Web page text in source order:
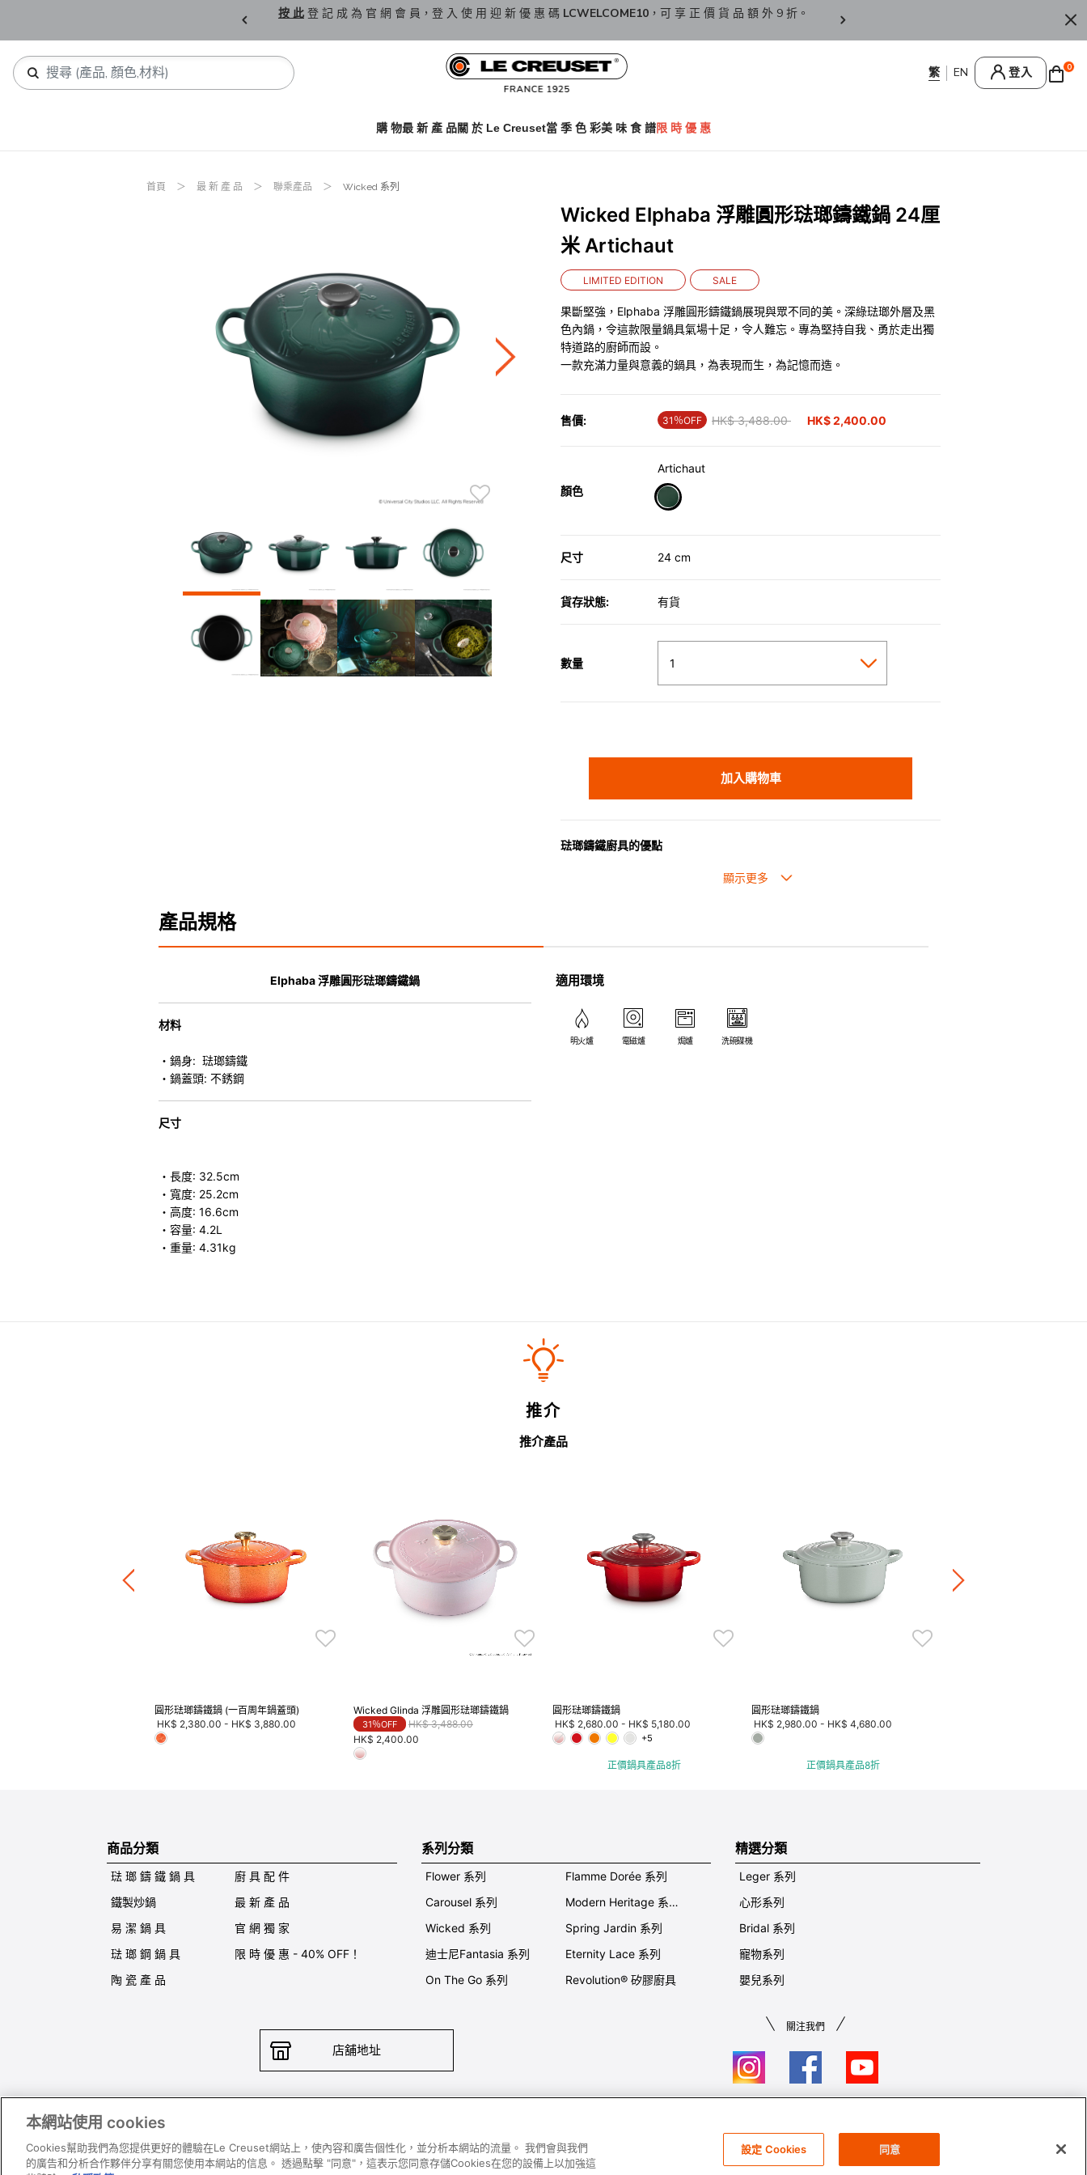
按 此 登 記 成 為 官 網 會 員，登 入 使 用 迎 新 優 惠 碼 LCWELCOME10 ，可 享 正 價 貨 品 額 外 9 折。 香 港 / 澳 門 訂 單 滿
登入 0
購 物最 新 產 品關 於 Le Creuset當 季 色 彩美 味 食 譜限 時 優 惠
首頁 最 新 產 品 聯乘產品 Wicked 系列
Wicked Elphaba 浮雕圓形琺瑯鑄鐵鍋 24厘
米 Artichaut
LIMITED EDITION SALE
果斷堅強，Elphaba 浮雕圓形鑄鐵鍋展現與眾不同的美。深綠琺瑯外層及黑
色內鍋，令這款限量鍋具氣場十足，令人難忘。專為堅持自我、勇於走出獨
特道路的廚師而設。
一款充滿力量與意義的鍋具，為表現而生，為記憶而造。
售價: 31％OFF Price reduced from
HK$ 3,488.00 HK$ 2,400.00
顏色
Artichaut
尺寸 24 cm
貨存狀態: 有貨
數量
加入購物車
琺瑯鑄鐵廚具的優點
• 琺瑯鑄鐵傳熱性均勻，不會產生過熱點。
• 適用於多種熱源，例如明火、電磁爐或焗爐（微波爐除外）。
產品規格
Elphaba 浮雕圓形琺瑯鑄鐵鍋
材料
・鍋身: 琺瑯鑄鐵
・鍋蓋頭: 不銹鋼
尺寸
・長度: 32.5cm
・寬度: 25.2cm
・高度: 16.6cm
・容量: 4.2L
・重量: 4.31kg
適用環境
明火爐 電磁爐 焗爐 洗碗碟機
推介
推介產品
圓形琺瑯鑄鐵鍋 (一百周年鍋蓋頭)
HK$ 2,380.00 - HK$ 3,880.00
Wicked Glinda 浮雕圓形琺瑯鑄鐵鍋
31％OFF Price reduced from
HK$ 3,488.00to
HK$ 2,400.00
圓形琺瑯鑄鐵鍋
HK$ 2,680.00 - HK$ 5,180.00
+5
正價鍋具產品8折
圓形琺瑯鑄鐵鍋
HK$ 2,980.00 - HK$ 4,680.00
正價鍋具產品8折
HK$ 3,184.00
商品分類
琺 瑯 鑄 鐵 鍋 具
鐵製炒鍋
易 潔 鍋 具
琺 瑯 鋼 鍋 具
陶 瓷 產 品
廚 具 配 件
最 新 產 品
官 網 獨 家
限 時 優 惠 - 40% OFF！
系列分類
Flower 系列
Carousel 系列
Wicked 系列
迪士尼Fantasia 系列
On The Go 系列
Flamme Dorée 系列
Modern Heritage 系列
Spring Jardin 系列
Eternity Lace 系列
Revolution® 矽膠廚具
精選分類
Leger 系列
心形系列
Bridal 系列
寵物系列
嬰兒系列
店舖地址
關注我們
All images and contents are © Le Creuset Hong Kong. All rights reserved.
本網站使用 cookies
Cookies幫助我們為您提供更好的體驗在Le Creuset網站上，使內容和廣告個性化，並分析本網站的流量。 我們會與我們
的廣告和分析合作夥伴分享有關您使用本網站的信息。 透過點擊 "同意"，這表示您同意存儲Cookies在您的設備上以加強這
設定 Cookies 同意